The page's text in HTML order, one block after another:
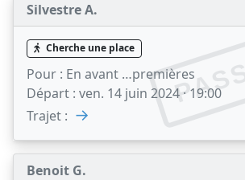
Silvestre A.
PASSÉ
Cherche une place
Pour : En avant …premières
Départ : ven. 14 juin 2024 · 19:00
Trajet : →
Benoit G.